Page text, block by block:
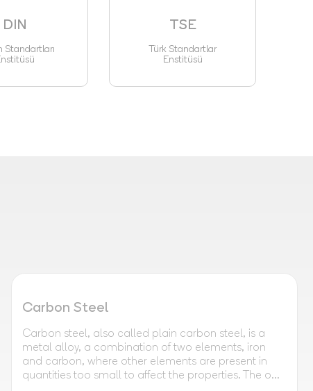
DIN
Standartları
TSE
Türk Standartlar
Enstitüsü
Carbon Steel
Carbon steel, also called plain carbon steel, is a
metal alloy, a combination of two elements, iron
and carbon, where other elements are present in
quantities too small to affect the properties. The o...